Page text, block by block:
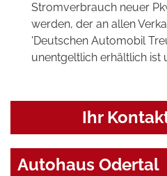
Stromverbrauch neuer
werden, der an allen
'Deutschen Automobil
unentgeltlich erhältlich ist
Ihr
Autohaus Odertal